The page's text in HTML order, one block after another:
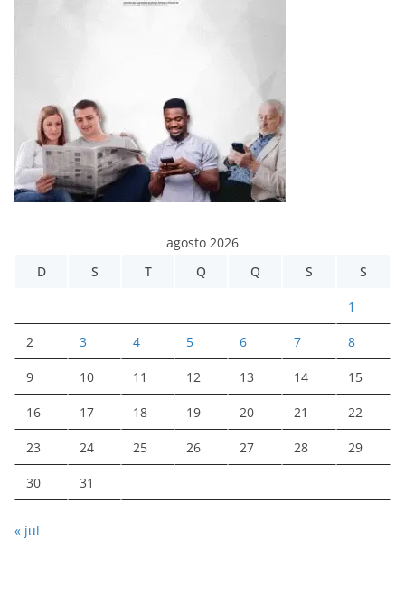
agosto 2026
D
S T Q Q S S
1
2 3 4 5 6 7 8
9 10 11 12 13 14 15
16 17 18 19 20 21 22
23 24 25 26 27 28 29
30 31
« jul